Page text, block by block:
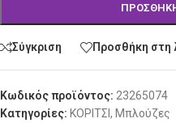
Σύγκριση Προσθήκη στη
Κωδικός προϊόντος: 23265074
Κατηγορίες: ΚΟΡΙΤΣΙ , Μπλούζες